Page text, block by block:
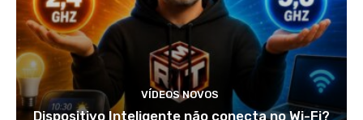
VÍDEOS NOVOS
Dispositivo Inteligente não conecta no Wi-Fi?